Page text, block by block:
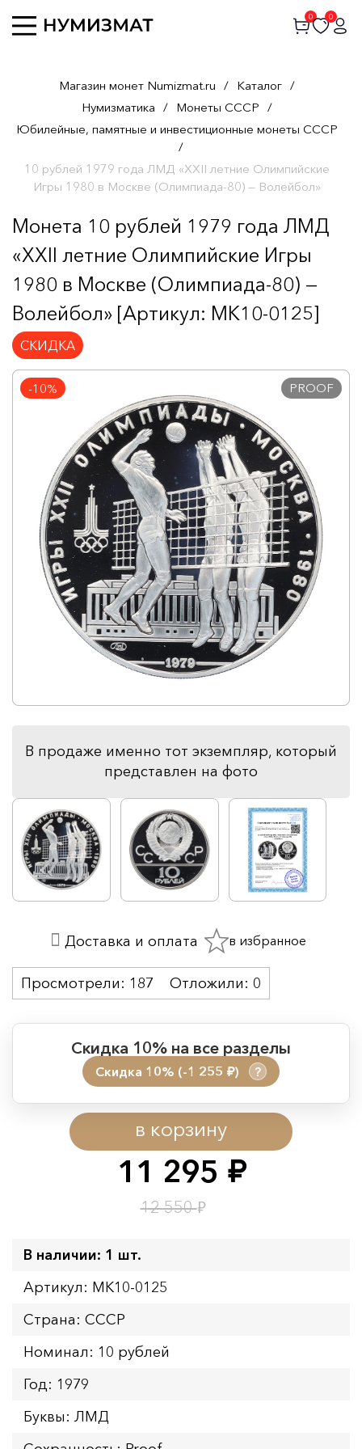
0 0
Магазин монет Numizmat.ru / Каталог /
Нумизматика / Монеты СССР /
Юбилейные, памятные и инвестиционные монеты СССР
/
10 рублей 1979 года ЛМД «XXII летние Олимпийские
Игры 1980 в Москве (Олимпиада-80) — Волейбол»
Монета 10 рублей 1979 года ЛМД
«XXII летние Олимпийские Игры
1980 в Москве (Олимпиада-80) —
Волейбол» [Артикул: MK10-0125]
СКИДКА
-10% PROOF
В продаже именно тот экземпляр, который
представлен на фото
11 295 руб.
12 550₽
в корзину
Скидка 10% на все разделы
Скидка 10% (-1 255 руб.) ?
Период действия акции:
Начало:
08.08.2026 00:01
Окончание:
09.08.2026 23:59
Время до окончания:
Просмотрели: 187 Отложили: 0
Доставка и оплата в избранное
В наличии: 1 шт.
Артикул: MK10-0125
Страна: СССР
Номинал: 10 рублей
Год: 1979
Буквы: ЛМД